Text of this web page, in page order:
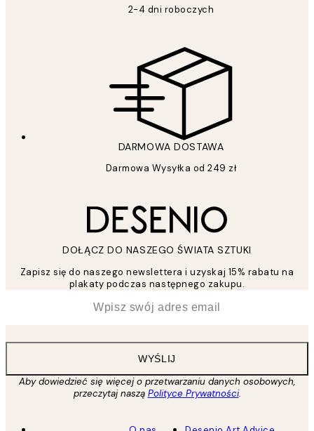
2-4 dni roboczych
DARMOWA DOSTAWA
Darmowa Wysyłka od 249 zł
DOŁĄCZ DO NASZEGO ŚWIATA SZTUKI
Zapisz się do naszego newslettera i uzyskaj 15% rabatu na
plakaty podczas następnego zakupu.
WYŚLIJ
Aby dowiedzieć się więcej o przetwarzaniu danych osobowych,
przeczytaj naszą Polityce Prywatności.